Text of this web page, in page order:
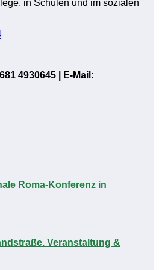
in Schulen und im sozialen
4930645 | E-Mail:
Roma-Konferenz in
Veranstaltung &